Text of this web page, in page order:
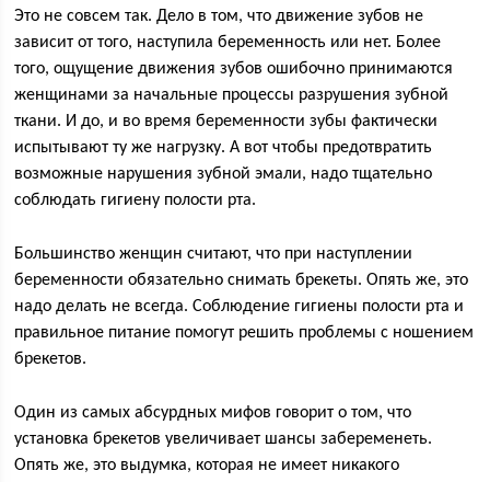
Это не совсем так. Дело в том, что движение зубов не
зависит от того, наступила беременность или нет. Более
того, ощущение движения зубов ошибочно принимаются
женщинами за начальные процессы разрушения зубной
ткани. И до, и во время беременности зубы фактически
испытывают ту же нагрузку. А вот чтобы предотвратить
возможные нарушения зубной эмали, надо тщательно
соблюдать гигиену полости рта.
Большинство женщин считают, что при наступлении
беременности обязательно снимать брекеты. Опять же, это
надо делать не всегда. Соблюдение гигиены полости рта и
правильное питание помогут решить проблемы с ношением
брекетов.
Один из самых абсурдных мифов говорит о том, что
установка брекетов увеличивает шансы забеременеть.
Опять же, это выдумка, которая не имеет никакого